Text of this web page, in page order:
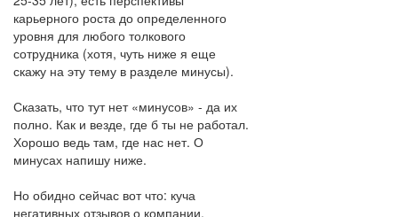
карьерного роста до определенного
уровня для любого толкового
сотрудника (хотя, чуть ниже я еще
скажу на эту тему в разделе минусы).
Сказать, что тут нет «минусов» - да их
полно. Как и везде, где б ты не работал.
Хорошо ведь там, где нас нет. О
минусах напишу ниже.
Но обидно сейчас вот что: куча
негативных отзывов о компании,